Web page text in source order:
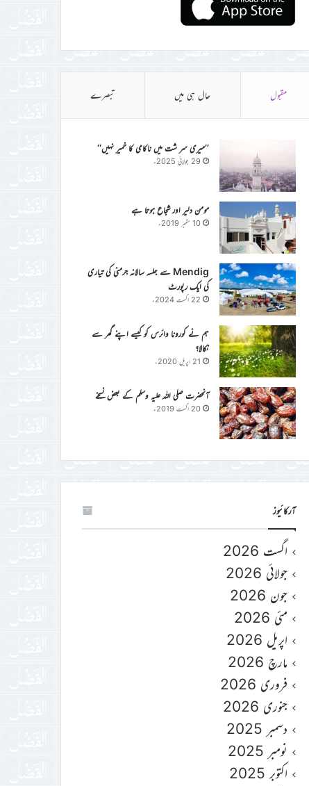
مقبول حال ہی میں تبصرے
’’میری سر شت میں ناکامی کا خمیر نہیں‘‘
29 جولائی 2025ء
مومن دلیر اور شجاع ہوتا ہے
10 ستمبر 2019ء
Mendig سے جلسہ سالانہ جرمنی کی تیاری
کی ایک رپورٹ
22 اگست 2024ء
ہم نے کورونا وائرس کو کیسے اپنے گھر سے
نکالا؟
21 اپریل 2020ء
آنحضرت صلی اللہ علیہ وسلم کے بعض نسخے
20 اگست 2019ء
آرکائیوز
اگست 2026
جولائی 2026
جون 2026
مئی 2026
اپریل 2026
مارچ 2026
فروری 2026
جنوری 2026
دسمبر 2025
نومبر 2025
اکتوبر 2025